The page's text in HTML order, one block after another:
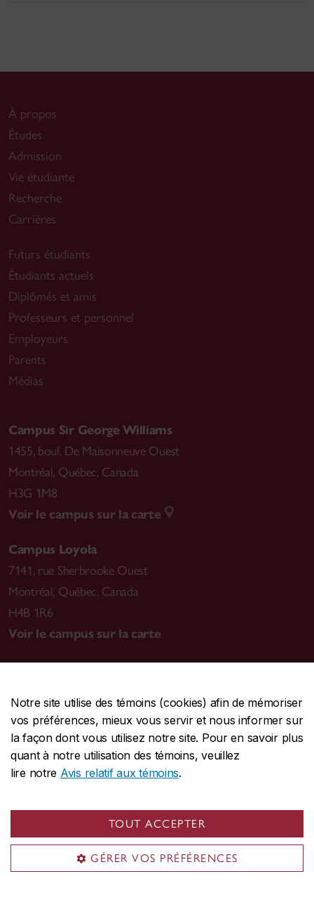
Notre site utilise des témoins (cookies) afin de mémoriser
vos préférences, mieux vous servir et nous informer sur
la façon dont vous utilisez notre site. Pour en savoir plus
quant à notre utilisation des témoins, veuillez
lire notre Avis relatif aux témoins.
TOUT ACCEPTER
GÉRER VOS PRÉFÉRENCES
À propos
Études
Admission
Vie étudiante
Recherche
Carrières
Futurs étudiants
Étudiants actuels
Diplômés et amis
Professeurs et personnel
Employeurs
Parents
Médias
Campus Sir George Williams
1455, boul. De Maisonneuve Ouest
Montréal, Québec, Canada
H3G 1M8
Voir le campus sur la carte
Campus Loyola
7141, rue Sherbrooke Ouest
Montréal, Québec, Canada
H4B 1R6
Voir le campus sur la carte
CENTRALE514-848-2424
URGENCE514-848-3717
Protection et prévention | Accessibilité | Confidentialité
Conditions d'utilisation | Gérer les témoins
© Université Concordia. Montréal, QC, Canada